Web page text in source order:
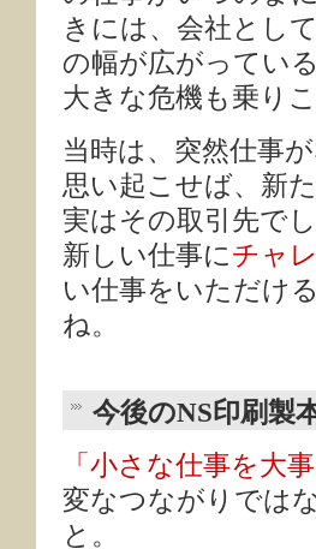
きには、会社とし
の幅が広がってい
大きな危機も乗り
当時は、突然仕事
思い起こせば、新
実はその取引先でし
新しい仕事にチャ
い仕事をいただけ
ね。
今後のNS印刷製
「小さな仕事を大
変なつながりでは
と。